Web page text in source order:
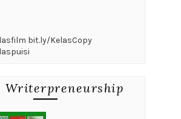
bit.ly/KelasCopy
Writerpreneurship